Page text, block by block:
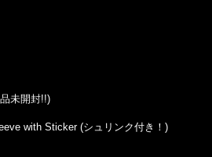
未開封!!)
with Sticker (シュリンク付き！)